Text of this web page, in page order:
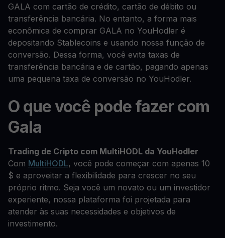
GALA com cartão de crédito, cartão de débito ou
transferência bancária. No entanto, a forma mais
econômica de comprar GALA no YouHodler é
depositando Stablecoins e usando nossa função de
conversão. Dessa forma, você evita taxas de
transferência bancária e de cartão, pagando apenas
uma pequena taxa de conversão no YouHodler.
O que você pode fazer com
Gala
Trading de Cripto com MultiHODL da YouHodler
Com MultiHODL, você pode começar com apenas 10
$ e aproveitar a flexibilidade para crescer no seu
próprio ritmo. Seja você um novato ou um investidor
experiente, nossa plataforma foi projetada para
atender às suas necessidades e objetivos de
investimento.